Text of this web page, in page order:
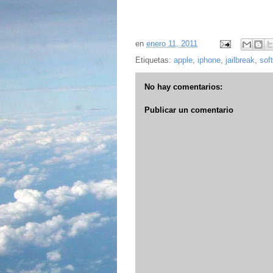
en enero 11, 2011
Etiquetas: apple, iphone, jailbreak,
No hay comentarios:
Publicar un comentario